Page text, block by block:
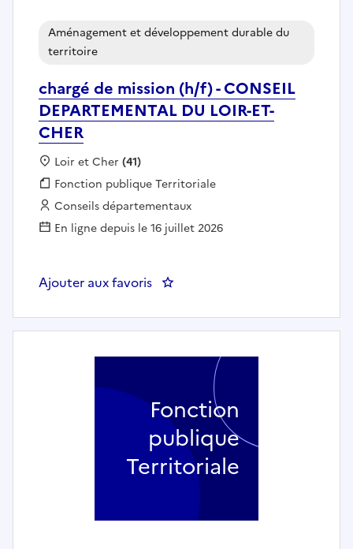
chargé de mission (h/f) - CONSEIL
DEPARTEMENTAL DU LOIR-ET-
CHER
Aménagement et développement durable du
territoire
Localisation :
Loir et Cher (41)
Fonction publique :
Fonction publique Territoriale
Employeur :
Conseils départementaux
En ligne depuis le 16 juillet 2026
Ajouter aux favoris : chargé de mission (h/f) -
Fonction
publique
Territoriale